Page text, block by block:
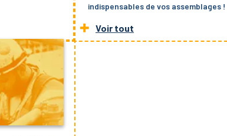
indispensables de vos assemblages !
Voir tout